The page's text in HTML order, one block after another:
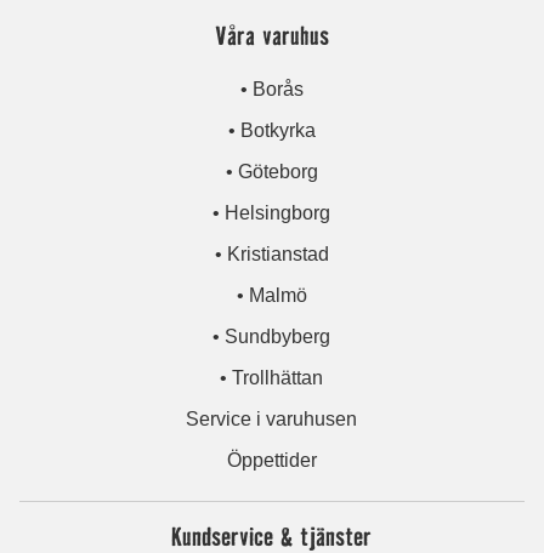
Våra varuhus
• Borås
• Botkyrka
• Göteborg
• Helsingborg
• Kristianstad
• Malmö
• Sundbyberg
• Trollhättan
Service i varuhusen
Öppettider
Kundservice & tjänster